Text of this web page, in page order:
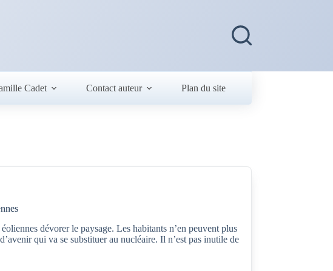
Cadet Contact auteur Plan du site
dévorer le paysage. Les habitants n’en peuvent plus
qui va se substituer au nucléaire. Il n’est pas inutile de